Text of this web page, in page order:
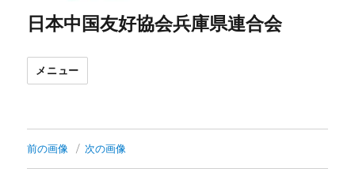
日本中国友好協会兵庫県連合会
メニュー
前の画像 次の画像